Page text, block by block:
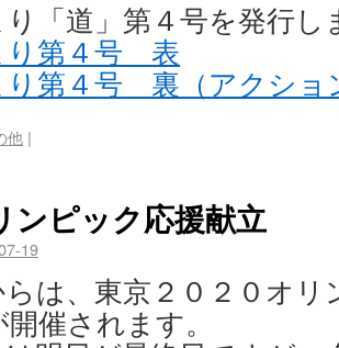
「道」第４号を発行し
り第４号 表
り第４号 裏（アクショ
他 |
ンピック応援献立
19
は、東京２０２０オ
催されます。